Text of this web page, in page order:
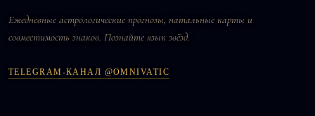
Ежедневные астрологические прогнозы, натальные карты и
совместимость знаков. Познайте язык звёзд.
TELEGRAM-КАНАЛ @OMNIVATIC